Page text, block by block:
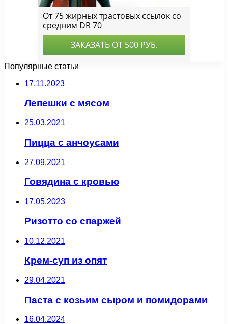
Популярные статьи
17.11.2023
Лепешки с мясом
25.03.2021
Пицца с анчоусами
27.09.2021
Говядина с кровью
17.05.2023
Ризотто со спаржей
10.12.2021
Крем-суп из опят
29.04.2021
Паста с козьим сыром и помидорами
16.04.2024